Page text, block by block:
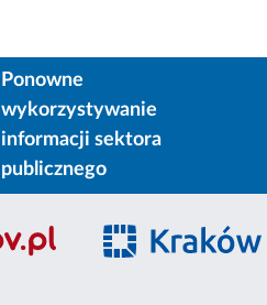
Ponowne
wykorzystywanie
informacji sektora
publicznego